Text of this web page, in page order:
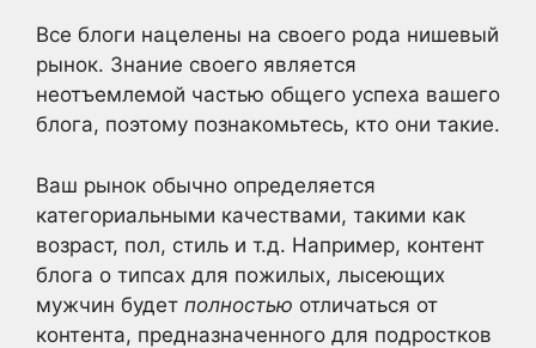
Все блоги нацелены на своего рода нишевый
рынок. Знание своего является
неотъемлемой частью общего успеха вашего
блога, поэтому познакомьтесь, кто они такие.
Ваш рынок обычно определяется
категориальными качествами, такими как
возраст, пол, стиль и т.д. Например, контент
блога о типсах для пожилых, лысеющих
мужчин будет полностью отличаться от
контента, предназначенного для подростков